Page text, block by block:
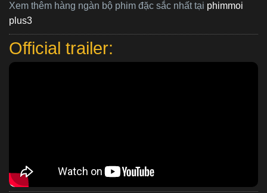
Xem thêm hàng ngàn bộ phim đặc sắc nhất tại phimmoi
plus3
Official trailer: